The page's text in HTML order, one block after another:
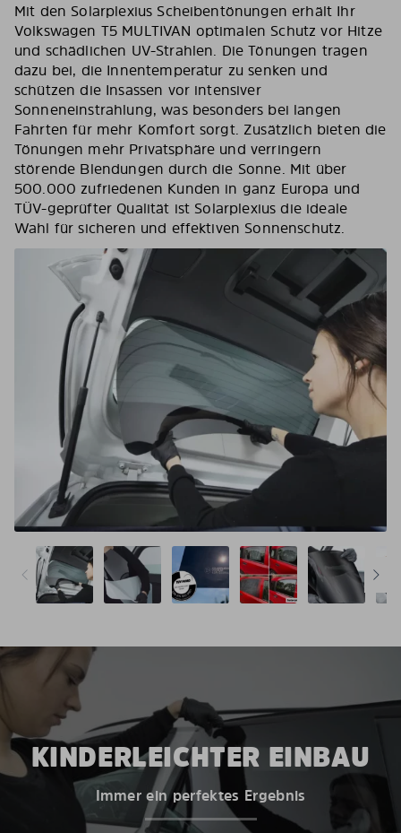
Mit den Solarplexius Scheibentönungen erhält Ihr
Volkswagen T5 MULTIVAN optimalen Schutz vor Hitze
und schädlichen UV-Strahlen. Die Tönungen tragen
dazu bei, die Innentemperatur zu senken und
schützen die Insassen vor intensiver
Sonneneinstrahlung, was besonders bei langen
Fahrten für mehr Komfort sorgt. Zusätzlich bieten die
Tönungen mehr Privatsphäre und verringern
störende Blendungen durch die Sonne. Mit über
500.000 zufriedenen Kunden in ganz Europa und
TÜV-geprüfter Qualität ist Solarplexius die ideale
Wahl für sicheren und effektiven Sonnenschutz.
KINDERLEICHTER EINBAU
Immer ein perfektes Ergebnis